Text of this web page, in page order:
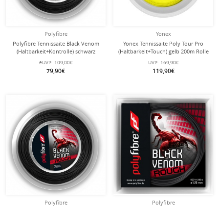
Polyfibre
Polyfibre Tennissaite Black Venom
(Haltbarkeit+Kontrolle) schwarz
200m Rolle
eUVP: 109,00€
79,90€
Yonex
Yonex Tennissaite Poly Tour Pro
(Haltbarkeit+Touch) gelb 200m Rolle
UVP: 169,90€
119,90€
Polyfibre
Polyfibre